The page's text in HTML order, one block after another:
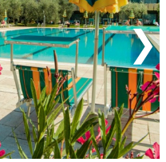
priserna.